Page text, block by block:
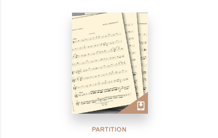
PARTITION